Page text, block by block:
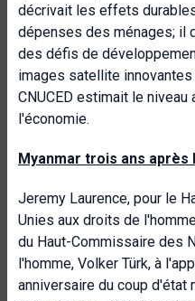
décrivait les effets
dépenses des ménages; il
des défis de
images satellite
CNUCED estimait le
l'économie.
Myanmar trois ans après
Jeremy Laurence, pour le
Unies aux droits de
du Haut-Commissaire des
l'homme, Volker Türk, à
anniversaire du coup d'état